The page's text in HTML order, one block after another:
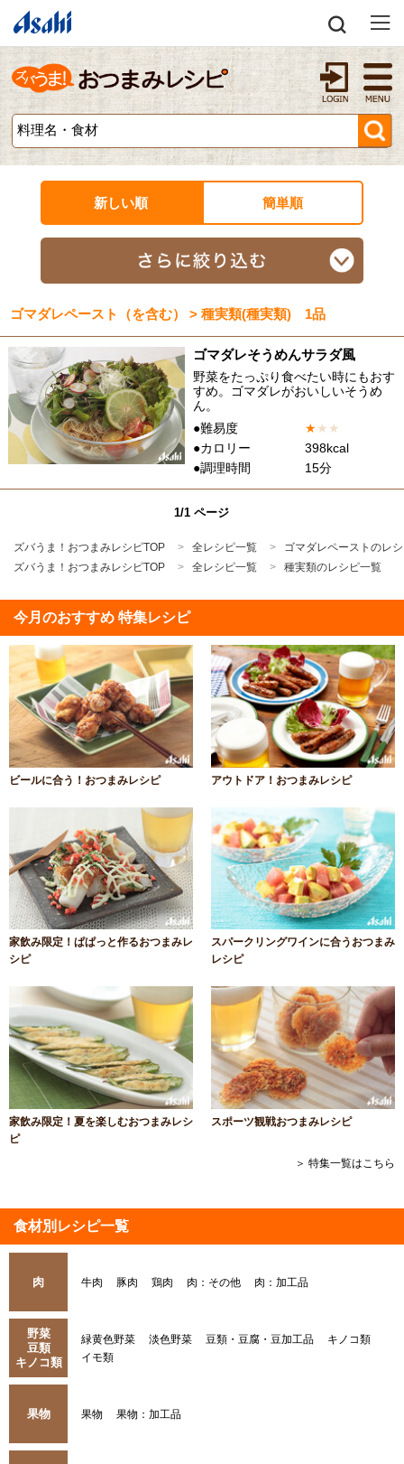
新しい順 簡単順
ゴマダレペースト（を含む） > 種実類(種実類) 1品
ゴマダレそうめんサラダ風
野菜をたっぷり食べたい時にもおす
すめ。ゴマダレがおいしいそうめ
ん。
●難易度
★★ ★
●カロリー
398kcal
●調理時間
15分
1/1 ページ
ズバうま！おつまみレシピTOP 全レシピ一覧
ゴマダレペーストのレ
ズバうま！おつまみレシピTOP
全レシピ一覧 種実類のレシピ一覧
今月のおすすめ 特集レシピ
ビールに合う！おつまみレシピ アウトドア！おつまみレシピ
家飲み限定！ぱぱっと作るおつまみレ
シピ
スパークリングワインに合うおつまみ
レシピ
家飲み限定！夏を楽しむおつまみレシ
ピ
スポーツ観戦おつまみレシピ
＞ 特集一覧はこちら
食材別レシピ一覧
肉 牛肉 豚肉 鶏肉 肉：その他 肉：加工品
野菜
豆類
キノコ類
緑黄色野菜 淡色野菜 豆類・豆腐・豆加工品
キノコ類
イモ類
果物 果物 果物：加工品